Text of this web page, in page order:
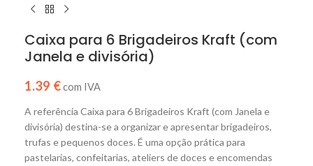
Caixa para 6 Brigadeiros Kraft (com
Janela e divisória)
1.39 €com IVA
A referência Caixa para 6 Brigadeiros Kraft (com Janela e
divisória) destina-se a organizar e apresentar brigadeiros,
trufas e pequenos doces. É uma opção prática para
pastelarias, confeitarias, ateliers de doces e encomendas